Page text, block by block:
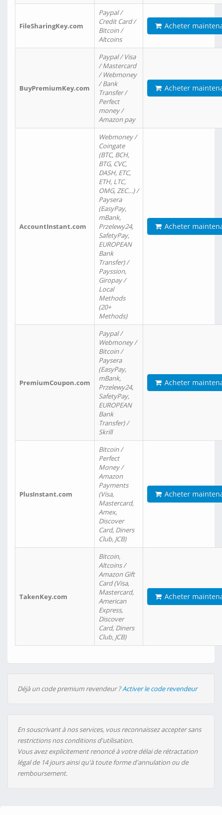
FileSharingKey.com
Paypal /
Credit Card /
Bitcoin /
Altcoins
Acheter
BuyPremiumKey.com
Paypal / Visa
/ Mastercard
/ Webmoney
/ Bank
Transfer /
Perfect
money /
Amazon pay
Acheter
AccountInstant.com
Webmoney /
Coingate
(BTC, BCH,
BTG, CVC,
DASH, ETC,
ETH, LTC,
OMG, ZEC…) /
Paysera
(EasyPay,
mBank,
Przelewy24,
SafetyPay,
EUROPEAN
Bank
Transfer) /
Payssion,
Giropay /
Local
Methods
(20+
Methods)
Acheter
PremiumCoupon.com
Paypal /
Webmoney /
Bitcoin /
Paysera
(EasyPay,
mBank,
Przelewy24,
SafetyPay,
EUROPEAN
Bank
Transfer) /
Skrill
Acheter
PlusInstant.com
Bitcoin /
Perfect
Money /
Amazon
Payments
(Visa,
Mastercard,
Amex,
Discover
Card, Diners
Club, JCB)
Acheter
TakenKey.com
Bitcoin,
Altcoins /
Amazon Gift
Card (Visa,
Mastercard,
American
Express,
Discover
Card, Diners
Club, JCB)
Acheter
Déjà un code premium revendeur ?Activer le code revendeur
En souscrivant à nos services, vous reconnaissez accepter sans
restrictions nos conditions d'utilisation.
Vous avez explicitement renoncé à votre délai de rétractation
légal de 14 jours ainsi qu'à toute forme d'annulation ou de
remboursement.